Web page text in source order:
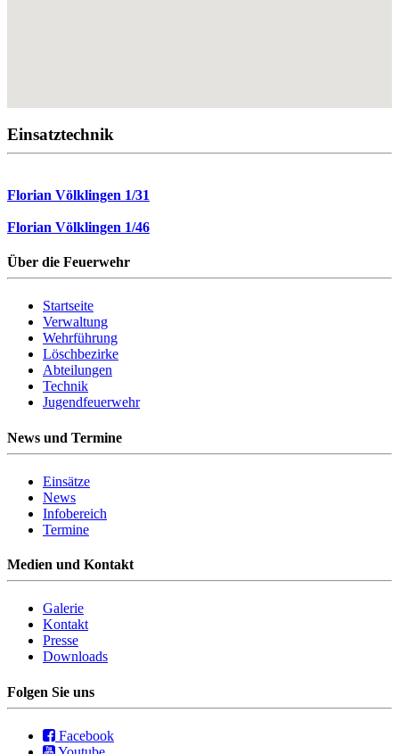
Einsatztechnik
Florian Völklingen 1/31
Florian Völklingen 1/46
Über die Feuerwehr
Startseite
Verwaltung
Wehrführung
Löschbezirke
Abteilungen
Technik
Jugendfeuerwehr
News und Termine
Einsätze
News
Infobereich
Termine
Medien und Kontakt
Galerie
Kontakt
Presse
Downloads
Folgen Sie uns
Facebook